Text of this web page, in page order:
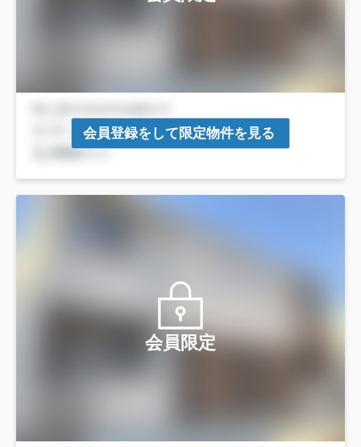
会員登録をして限定物件を見る
会員限定